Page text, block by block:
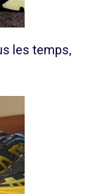
les temps,